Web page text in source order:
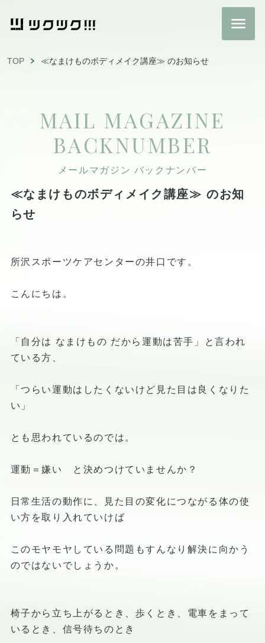
TOP ≪なまけものボディメイク講座≫ のお知らせ
MAIL MAGAZINE
BACKNUMBER
メールマガジン バックナンバー
≪なまけものボディメイク講座≫ のお知
らせ
所沢スポーツケアセンターの井口です。
こんにちは。
「自分は なまけもの だから運動は苦手」と言われ
ている方、
「つらい運動はしたくないけど見た目は良くなりた
い」
とも思われているのでは。
運動＝嫌い と決めつけていませんか？
日常生活の動作に、見た目の変化につながる体の使
い方を取り入れていけば
このモヤモヤしている問題もすんなり解決に向かう
のではないでしょうか。
椅子から立ち上がるとき、歩くとき、電車をまって
いるとき、信号待ちのとき